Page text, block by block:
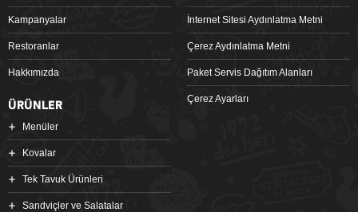
Kampanyalar
Restoranlar
Hakkımızda
İnternet Sitesi Aydınlatma Metni
Çerez Aydınlatma Metni
Paket Servis Dağıtım Alanları
Çerez Ayarları
ÜRÜNLER
Menüler
Kovalar
Tek Tavuk Ürünleri
Sandviçler ve Salatalar